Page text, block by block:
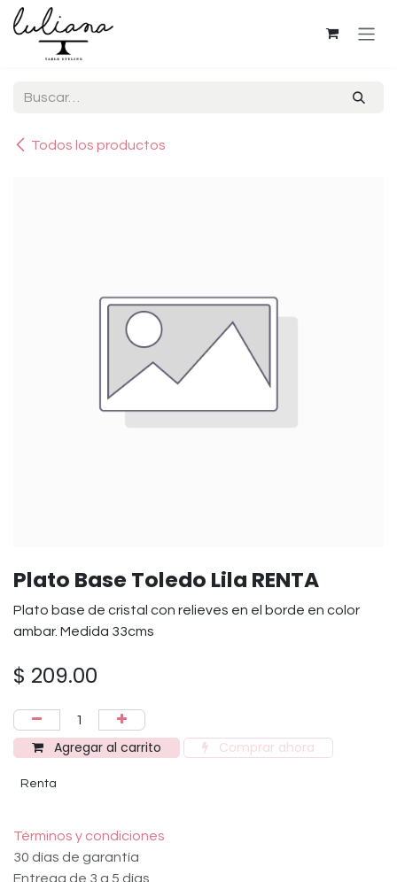
Ir al contenido
Todos los productos
Plato Base Toledo Lila RENTA
Plato base de cristal con relieves en el borde en color
ambar. Medida 33cms
$ 209.00
Agregar al carrito Comprar ahora
Renta
Términos y condiciones
30 días de garantía
Entrega de 3 a 5 días